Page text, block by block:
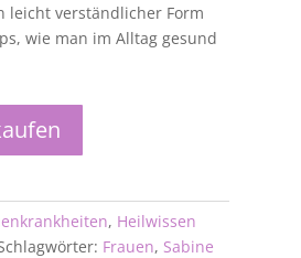
leicht verständlicher Form
wie man im Alltag gesund
, Heilwissen
Frauen, Sabine